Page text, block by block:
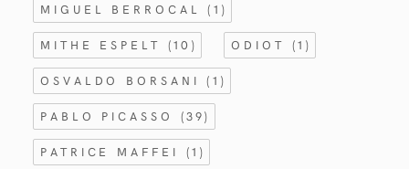
MIGUEL BERROCAL(1)
MITHE ESPELT (10) ODIOT (1)
OSVALDO BORSANI(1)
PABLO PICASSO (39)
PATRICE MAFFEI (1)